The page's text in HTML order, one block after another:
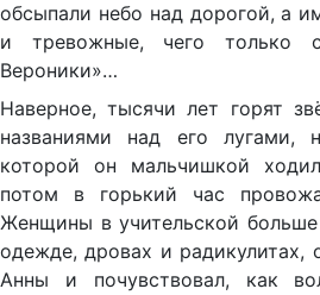
обсыпали небо над дорогой, а
и тревожные, чего только
Вероники»…
Наверное, тысячи лет горят
названиями над его лугами,
которой он мальчишкой
потом в горький час
Женщины в учительской больше
одежде, дровах и радикулитах,
Анны и почувствовал, как